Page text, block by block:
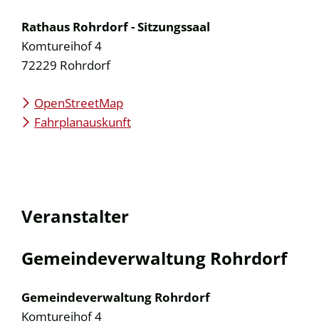
Rathaus Rohrdorf - Sitzungssaal
Komtureihof 4
72229 Rohrdorf
OpenStreetMap
Fahrplanauskunft
Veranstalter
Gemeindeverwaltung Rohrdorf
Gemeindeverwaltung Rohrdorf
Komtureihof 4